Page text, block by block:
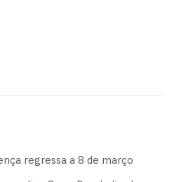
regressa a 8 de março